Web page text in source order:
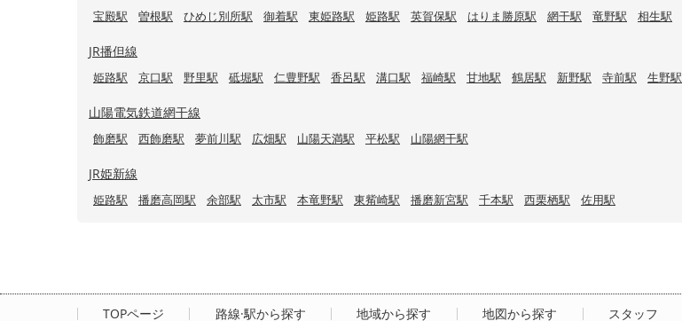
宝殿駅 曽根駅 ひめじ別所駅 御着駅 東姫路駅 姫路駅 英賀保駅 はりま勝原駅 網干駅 竜野駅 相生駅
JR播但線
姫路駅 京口駅 野里駅 砥堀駅 仁豊野駅 香呂駅 溝口駅 福崎駅 甘地駅 鶴居駅 新野駅 寺前駅 生野駅
山陽電気鉄道網干線
飾磨駅 西飾磨駅 夢前川駅 広畑駅 山陽天満駅 平松駅 山陽網干駅
JR姫新線
姫路駅 播磨高岡駅 余部駅 太市駅 本竜野駅 東觜崎駅 播磨新宮駅 千本駅 西栗栖駅 佐用駅
TOPページ 路線·駅から探す 地域から探す 地図から探す スタッフ